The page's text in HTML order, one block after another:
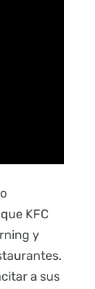
KFC
y
a sus